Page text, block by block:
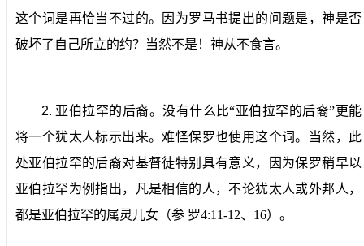
这个词是再恰当不过的。因为罗马书提出的问题是，神是否
破坏了自己所立的约？当然不是！神从不食言。
2. 亚伯拉罕的后裔。没有什么比“亚伯拉罕的后裔”更能
将一个犹太人标示出来。难怪保罗也使用这个词。当然，此
处亚伯拉罕的后裔对基督徒特别具有意义，因为保罗稍早以
亚伯拉罕为例指出，凡是相信的人，不论犹太人或外邦人，
都是亚伯拉罕的属灵儿女（参 罗4:11-12、 16）。